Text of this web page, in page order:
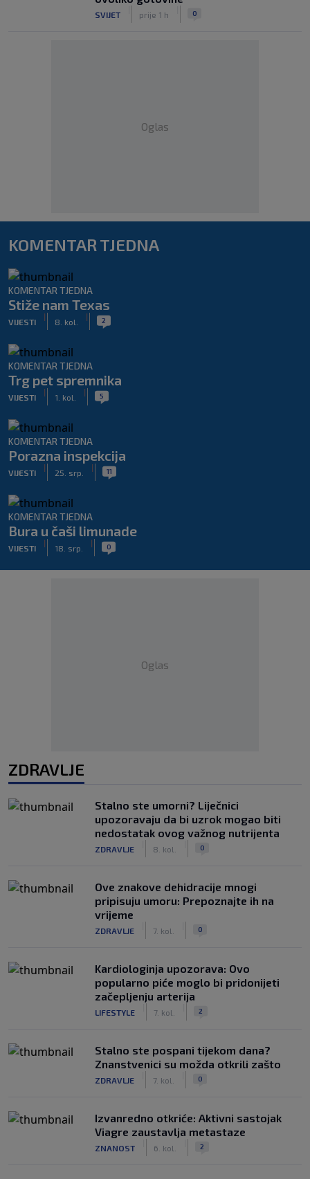
SVIJET prije 1 h 0
Oglas
KOMENTAR TJEDNA
KOMENTAR TJEDNA
Stiže nam Texas
VIJESTI
|
8. kol.
| 2
KOMENTAR TJEDNA
Trg pet spremnika
VIJESTI
|
1. kol.
| 5
KOMENTAR TJEDNA
Porazna inspekcija
VIJESTI
|
25. srp.
| 11
KOMENTAR TJEDNA
Bura u čaši limunade
VIJESTI
|
18. srp.
| 0
Oglas
ZDRAVLJE
Stalno ste umorni? Liječnici
upozoravaju da bi uzrok mogao biti
nedostatak ovog važnog nutrijenta
ZDRAVLJE 8. kol. 0
Ove znakove dehidracije mnogi
pripisuju umoru: Prepoznajte ih na
vrijeme
ZDRAVLJE 7. kol. 0
Kardiologinja upozorava: Ovo
popularno piće moglo bi pridonijeti
začepljenju arterija
LIFESTYLE 7. kol. 2
Stalno ste pospani tijekom dana?
Znanstvenici su možda otkrili zašto
ZDRAVLJE 7. kol. 0
Izvanredno otkriće: Aktivni sastojak
Viagre zaustavlja metastaze
ZNANOST 6. kol. 2